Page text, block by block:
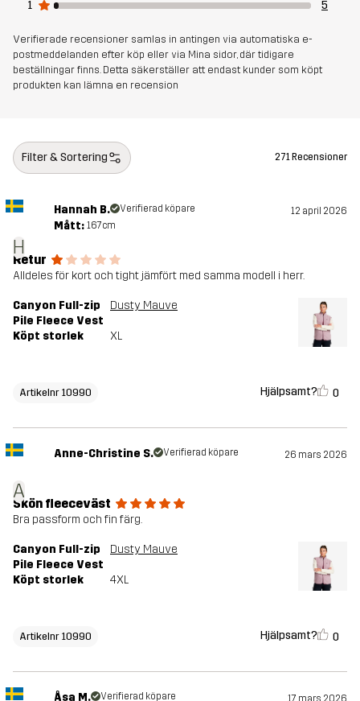
Skapad för ALL-ROUND
Artikelnummer 10990_2526
1
5
Verifierade recensioner samlas in antingen via automatiska e-
postmeddelanden efter köp eller via Mina sidor, där tidigare
beställningar finns. Detta säkerställer att endast kunder som köpt
produkten kan lämna en recension
Filter & Sortering 271 Recensioner
H
Hannah B. Verifierad köpare 12 april 2026
Mått: 167cm
Retur
Alldeles för kort och tight jämfört med samma modell i herr.
Canyon Full-zip
Pile Fleece Vest
Dusty Mauve
Köpt storlek XL
Artikelnr 10990 Hjälpsamt? 0
A
Anne-Christine S. Verifierad köpare 26 mars 2026
Skön fleeceväst
Bra passform och fin färg.
Canyon Full-zip
Pile Fleece Vest
Dusty Mauve
Köpt storlek 4XL
Artikelnr 10990 Hjälpsamt? 0
Åsa M. Verifierad köpare 17 mars 2026